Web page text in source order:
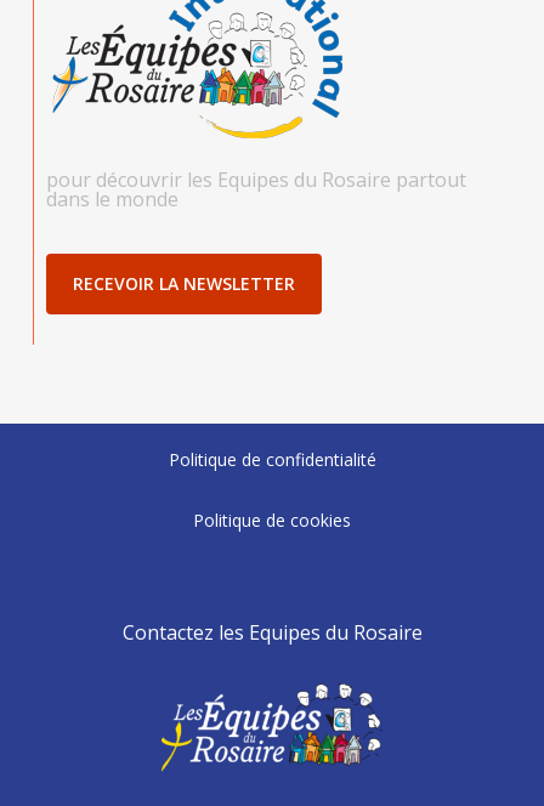
pour découvrir les Equipes du Rosaire partout
dans le monde
RECEVOIR LA NEWSLETTER
Politique de confidentialité
Politique de cookies
Contactez les Equipes du Rosaire